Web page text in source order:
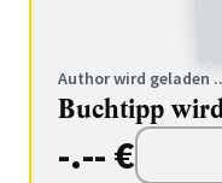
Author wird geladen
Buchtipp
-.-- €